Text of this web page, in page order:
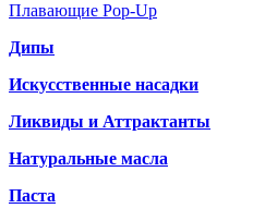
Плавающие Pop-Up
Дипы
Искусственные насадки
Ликвиды и Аттрактанты
Натуральные масла
Паста